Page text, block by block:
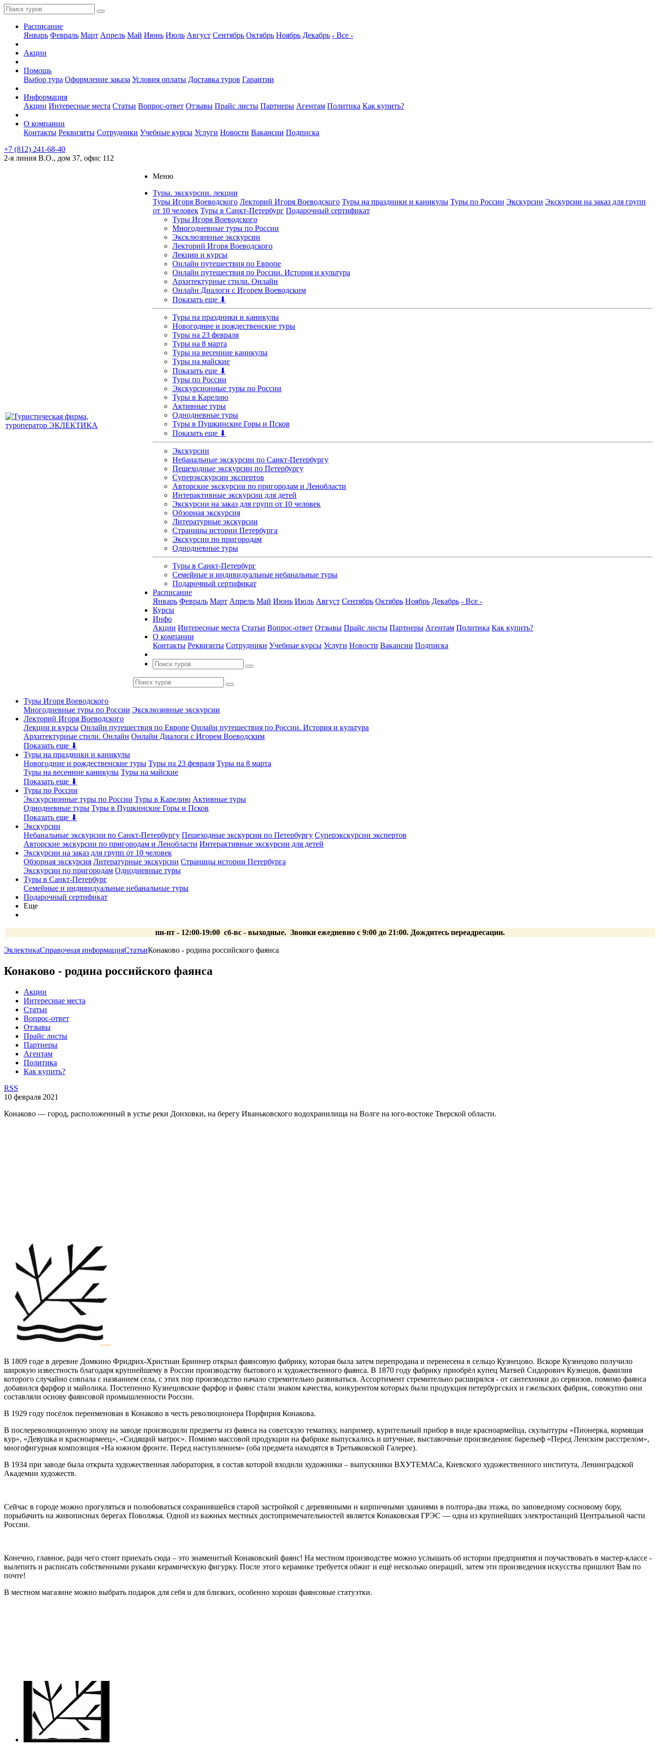
Расписание
Январь Февраль Март Апрель Май Июнь Июль Август Сентябрь Октябрь Ноябрь Декабрь - Все -
Акции
Помощь
Выбор тура Оформление заказа Условия оплаты Доставка туров Гарантии
Информация
Акции Интересные места Статьи Вопрос-ответ Отзывы Прайс листы Партнеры Агентам Политика Как купить?
О компании
Контакты Реквизиты Сотрудники Учебные курсы Услуги Новости Вакансии Подписка
+7 (812) 241-68-40
2-я линия В.О., дом 37, офис 112
Меню
Туры. экскурсии. лекции
Туры Игоря Воеводского Лекторий Игоря Воеводского Туры на праздники и каникулы Туры по России Экскурсии Экскурсии на заказ для групп
от 10 человек Туры в Санкт-Петербург Подарочный сертификат
Туры Игоря Воеводского
Многодневные туры по России
Эксклюзивные экскурсии
Лекторий Игоря Воеводского
Лекции и курсы
Онлайн путешествия по Европе
Онлайн путешествия по России. История и культура
Архитектурные стили. Онлайн
Онлайн Диалоги с Игорем Воеводским
Показать еще ⬇
Туры на праздники и каникулы
Новогодние и рождественские туры
Туры на 23 февраля
Туры на 8 марта
Туры на весенние каникулы
Туры на майские
Показать еще ⬇
Туры по России
Экскурсионные туры по России
Туры в Карелию
Активные туры
Однодневные туры
Туры в Пушкинские Горы и Псков
Показать еще ⬇
Экскурсии
Небанальные экскурсии по Санкт-Петербургу
Пешеходные экскурсии по Петербургу
Суперэкскурсии экспертов
Авторские экскурсии по пригородам и Ленобласти
Интерактивные экскурсии для детей
Экскурсии на заказ для групп от 10 человек
Обзорная экскурсия
Литературные экскурсии
Страницы истории Петербурга
Экскурсии по пригородам
Однодневные туры
Туры в Санкт-Петербург
Семейные и индивидуальные небанальные туры
Подарочный сертификат
Расписание
Январь Февраль Март Апрель Май Июнь Июль Август Сентябрь Октябрь Ноябрь Декабрь - Все -
Курсы
Инфо
Акции Интересные места Статьи Вопрос-ответ Отзывы Прайс листы Партнеры Агентам Политика Как купить?
О компании
Контакты Реквизиты Сотрудники Учебные курсы Услуги Новости Вакансии Подписка
Туры Игоря Воеводского
Многодневные туры по России Эксклюзивные экскурсии
Лекторий Игоря Воеводского
Лекции и курсы Онлайн путешествия по Европе Онлайн путешествия по России. История и культура
Архитектурные стили. Онлайн Онлайн Диалоги с Игорем Воеводским
Показать еще ⬇
Туры на праздники и каникулы
Новогодние и рождественские туры Туры на 23 февраля Туры на 8 марта
Туры на весенние каникулы Туры на майские
Показать еще ⬇
Туры по России
Экскурсионные туры по России Туры в Карелию Активные туры
Однодневные туры Туры в Пушкинские Горы и Псков
Показать еще ⬇
Экскурсии
Небанальные экскурсии по Санкт-Петербургу Пешеходные экскурсии по Петербургу Суперэкскурсии экспертов
Авторские экскурсии по пригородам и Ленобласти Интерактивные экскурсии для детей
Экскурсии на заказ для групп от 10 человек
Обзорная экскурсия Литературные экскурсии Страницы истории Петербурга
Экскурсии по пригородам Однодневные туры
Туры в Санкт-Петербург
Семейные и индивидуальные небанальные туры
Подарочный сертификат
Еще
пн-пт - 12:00-19:00 сб-вс - выходные. Звонки ежедневно с 9:00 до 21:00. Дождитесь переадресации.
ЭклектикаСправочная информацияСтатьиКонаково - родина российского фаянса
Конаково - родина российского фаянса
Акции
Интересные места
Статьи
Вопрос-ответ
Отзывы
Прайс листы
Партнеры
Агентам
Политика
Как купить?
RSS
10 февраля 2021
Конаково — город, расположенный в устье реки Донховки, на берегу Иваньковского водохранилища на Волге на юго-востоке Тверской области.
В 1809 годе в деревне Домкино Фридрих-Христиан Бриннер открыл фаянсовую фабрику, которая была затем перепродана и перенесена в сельцо Кузнецово. Вскоре Кузнецово получило
широкую известность благодаря крупнейшему в России производству бытового и художественного фаянса. В 1870 году фабрику приобрёл купец Матвей Сидорович Кузнецов, фамилия
которого случайно совпала с названием села, с этих пор производство начало стремительно развиваться. Ассортимент стремительно расширялся - от сантехники до сервизов, помимо фаянса
добавился фарфор и майолика. Постепенно Кузнецовские фарфор и фаянс стали знаком качества, конкурентом которых были продукция петербургских и гжельских фабрик, совокупно они
составляли основу фаянсовой промышленности России.
В 1929 году посёлок переименован в Конаково в честь революционера Порфирия Конакова.
В послереволюционную эпоху на заводе производили предметы из фаянса на советскую тематику, например, курительный прибор в виде красноармейца, скульптуры «Пионерка, кормящая
кур», «Девушка и красноармеец», «Сидящий матрос». Помимо массовой продукции на фабрике выпускались и штучные, выставочные произведения: барельеф «Перед Ленским расстрелом»,
многофигурная композиция «На южном фронте. Перед наступлением» (оба предмета находятся в Третьяковской Галерее).
В 1934 при заводе была открыта художественная лаборатория, в состав которой входили художники – выпускники ВХУТЕМАСа, Киевского художественного института, Ленинградской
Академии художеств.
Сейчас в городе можно прогуляться и полюбоваться сохранившейся старой застройкой с деревянными и кирпичными зданиями в полтора-два этажа, по заповедному сосновому бору,
порыбачить на живописных берегах Поволжья. Одной из важных местных достопримечательностей является Конаковская ГРЭС — одна из крупнейших электростанций Центральной части
России.
Конечно, главное, ради чего стоит приехать сюда – это знаменитый Конаковский фаянс! На местном производстве можно услышать об истории предприятия и поучаствовать в мастер-классе -
вылепить и расписать собственными руками керамическую фигурку. После этого керамике требуется обжиг и ещё несколько операций, затем эти произведения искусства пришлют Вам по
почте!
В местном магазине можно выбрать подарок для себя и для близких, особенно хороши фаянсовые статуэтки.